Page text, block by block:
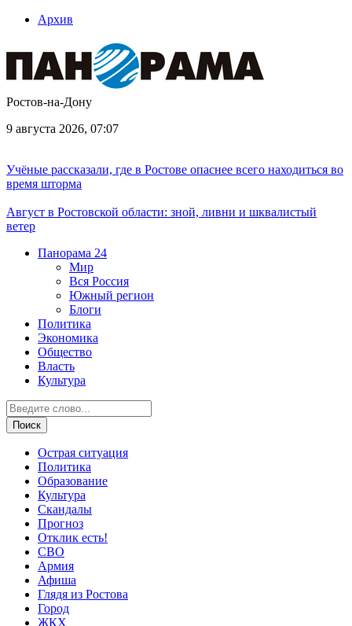
Архив
Ростов-на-Дону
9 августа 2026, 07:07
Учёные рассказали, где в Ростове опаснее всего находиться во
время шторма
Август в Ростовской области: зной, ливни и шквалистый
ветер
Панорама 24
Мир
Вся Россия
Южный регион
Блоги
Политика
Экономика
Общество
Власть
Культура
Острая ситуация
Политика
Образование
Культура
Скандалы
Прогноз
Отклик есть!
СВО
Армия
Афиша
Глядя из Ростова
Город
ЖКХ